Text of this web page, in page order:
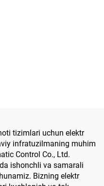
tizimlari uchun elektr
infratuzilmaning muhim
Control Co., Ltd.
ishonchli va samarali
Bizning elektr